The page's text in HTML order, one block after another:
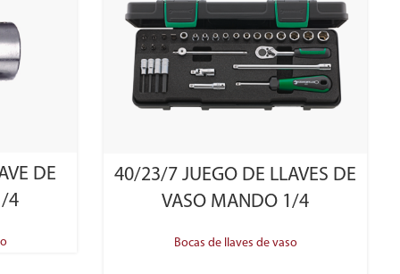
DE
4
40/23/7 JUEGO DE LLAVES DE
VASO MANDO 1/4
Bocas de llaves de vaso